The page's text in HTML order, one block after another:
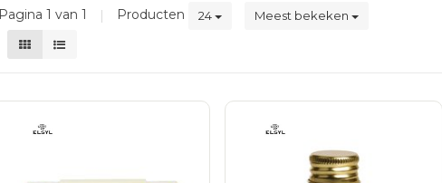
Pagina 1 van 1 | Producten 24 Meest bekeken